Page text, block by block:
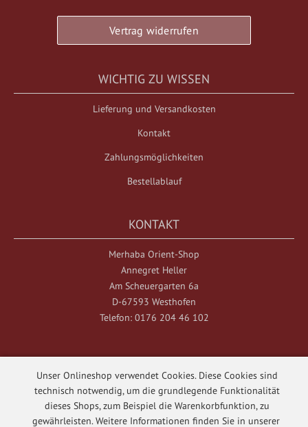
Vertrag widerrufen
WICHTIG ZU WISSEN
Lieferung und Versandkosten
Kontakt
Zahlungsmöglichkeiten
Bestellablauf
KONTAKT
Merhaba Orient-Shop
Annegret Heller
Am Scheuergarten 6a
D-67593 Westhofen
Telefon: 0176 204 46 102
Merhaba Orient-Shop © 2026
Unser Onlineshop verwendet Cookies. Diese Cookies sind
technisch notwendig, um die grundlegende Funktionalität
dieses Shops, zum Beispiel die Warenkorbfunktion, zu
gewährleisten. Weitere Informationen finden Sie in unserer